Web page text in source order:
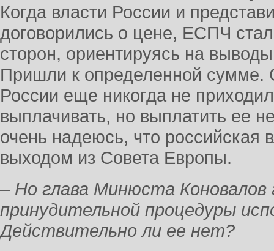
Когда власти России и
договорились о цене, ЕСПЧ
сторон, ориентируясь на
Пришли к определенной сумме.
России еще никогда не
выплачивать, но выплатить ее
очень надеюсь, что российская
выходом из Совета Европы.
– Но глава Минюста
принудительной процедуры
Действительно ли ее нет?